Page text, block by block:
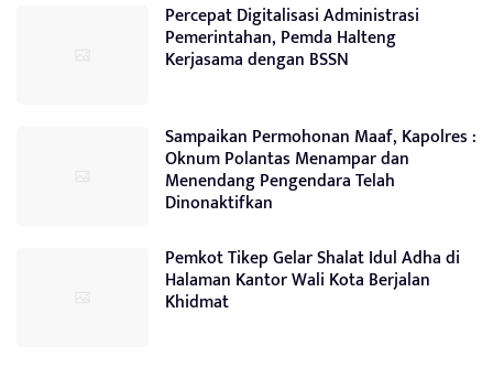
Percepat Digitalisasi Administrasi
Pemerintahan, Pemda Halteng
Kerjasama dengan BSSN
Sampaikan Permohonan Maaf, Kapolres :
Oknum Polantas Menampar dan
Menendang Pengendara Telah
Dinonaktifkan
Pemkot Tikep Gelar Shalat Idul Adha di
Halaman Kantor Wali Kota Berjalan
Khidmat